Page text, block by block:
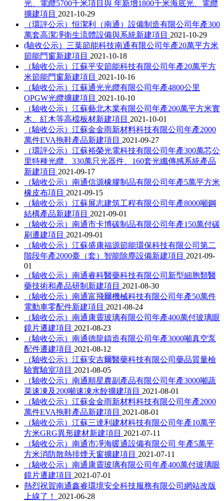
光、電纜5700千米項目與 年新增1800千米海底光、電纜
擴建項目 2021-10-29
（環評公示）恒潔利（南通）設備制造有限公司年產300
萬套高潔凈衛生流體設備與系統新建項目 2021-10-29
(驗收公示）三葉節能科技南通有限公司年產20萬平方米
節能門窗新建項目 2021-10-18
（驗收公示）江蘇平安節能科技有限公司年產20萬平方
米節能門窗新建項目 2021-10-16
（驗收公示）江蘇通光光纜有限公司年產4800公里
OPGW光纜擴建項目 2021-10-10
（驗收公示）江蘇藝北木業有限公司年產200萬平方米實
木、紅木等高檔板材新建項目 2021-10-01
（驗收公示）江蘇金金雨新材料科技有限公司年產2000
萬件EVA拖鞋產品新建項目 2021-09-27
（環評公示）江蘇裕榮光電科技有限公司年產300萬芯公
里特種光纜、330萬只光器件、160套光纖傳感系統產品
新建項目 2021-09-17
（驗收公示）南通信源橡膠制品有限公司年產5萬平方米
橡皮布項目 2021-09-15
（驗收公示）江蘇展志建筑工程有限公司年產8000噸鋼
結構產品新建項目 2021-09-01
（驗收公示）南通市卡博碳制品有限公司年產150萬付碳
刷遷建項目 2021-09-01
（驗收公示）江蘇盛康福源節能環保科技有限公司第二
階段年產2000臺（套）智能除塵設備新建項目 2021-09-
01
（驗收公示）南通睿科醫藥科技有限公司新型細胞類醫
藥技術和產品研制新建項目 2021-08-30
（驗收公示）南通富飛爾機械科技有限公司年產50萬件
電動車零配件新建項目 2021-08-24
（驗收公示）南通康靈玻璃有限公司年產400萬付玻璃眼
鏡片遷建項目 2021-08-23
（驗收公示）南通德龍鑄造有限公司年產3000噸真空泵
配件遷建項目 2021-08-12
（驗收公示）江蘇安吉爾醫藥科技有限公司藥品質量檢
驗實驗室項目 2021-08-05
（驗收公示）南通順星農副產品有限公司年產3000噸蔬
菜速凍及200噸速凍水餃擴建項目 2021-08-01
（驗收公示）江蘇金金雨新材料科技有限公司年產2000
萬件EVA拖鞋產品新建項目 2021-08-01
（驗收公示）江蘇三達利建材科技有限公司年產10萬平
方米GRG異形建材新建項目 2021-07-11
（驗收公示）南通市凈海暖通設備有限公司 年產5萬平
方米消防散熱排煙天窗擴建項目 2021-07-11
（驗收公示）南通康靈玻璃有限公司年產400萬付玻璃眼
鏡片遷建項目 2021-07-01
熱烈祝賀南通鑫睿環境安全科技服務有限公司網站改版
上線了！ 2021-06-28